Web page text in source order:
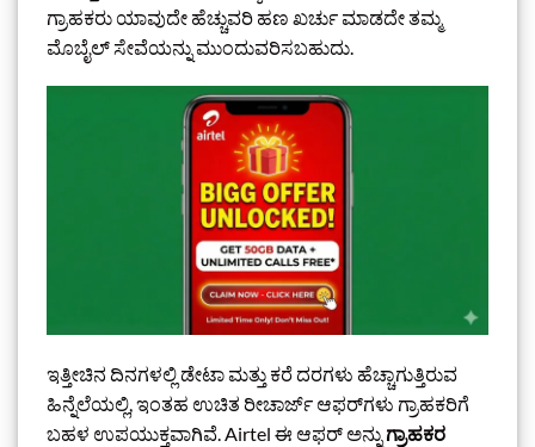
ಗ್ರಾಹಕರು ಯಾವುದೇ ಹೆಚ್ಚುವರಿ ಹಣ ಖರ್ಚು ಮಾಡದೇ ತಮ್ಮ
ಮೊಬೈಲ್ ಸೇವೆಯನ್ನು ಮುಂದುವರಿಸಬಹುದು.
ಇತ್ತೀಚಿನ ದಿನಗಳಲ್ಲಿ ಡೇಟಾ ಮತ್ತು ಕರೆ ದರಗಳು ಹೆಚ್ಚಾಗುತ್ತಿರುವ
ಹಿನ್ನೆಲೆಯಲ್ಲಿ, ಇಂತಹ ಉಚಿತ ರೀಚಾರ್ಜ್ ಆಫರ್‌ಗಳು ಗ್ರಾಹಕರಿಗೆ
ಬಹಳ ಉಪಯುಕ್ತವಾಗಿವೆ. Airtel ಈ ಆಫರ್ ಅನ್ನು ಗ್ರಾಹಕರ